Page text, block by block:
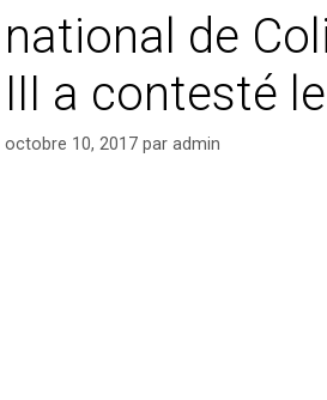
national de
III a contesté
octobre 10, 2017 par admin